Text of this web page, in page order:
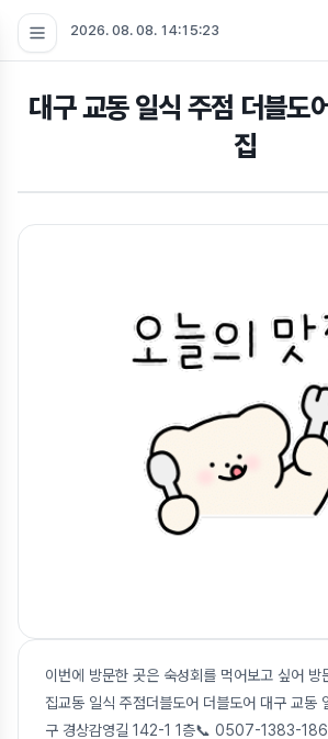
2026. 08. 08. 14:15:23
대구 교동 일식 주점 더블도
집
이번에 방문한 곳은 숙성회를 먹어보고 싶어 방
집교동 일식 주점더블도어 더블도어 대구 교동
구 경상감영길 142-1 1층📞 0507-1383-